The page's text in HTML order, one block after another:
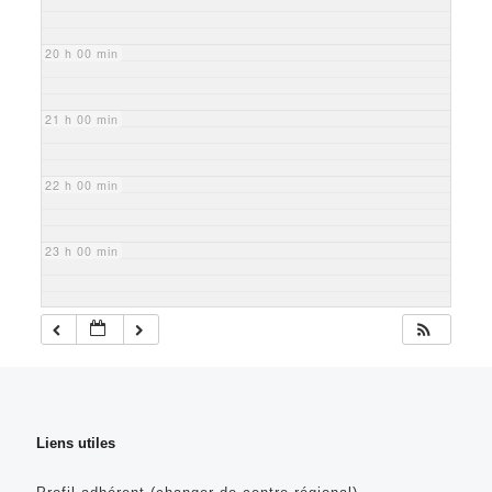
20 h 00 min
21 h 00 min
22 h 00 min
23 h 00 min
Liens utiles